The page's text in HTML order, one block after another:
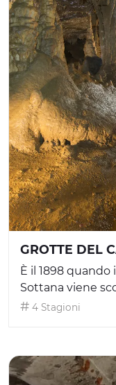
GROTTE DEL
È il 1898
Sottana viene
4 Stagioni